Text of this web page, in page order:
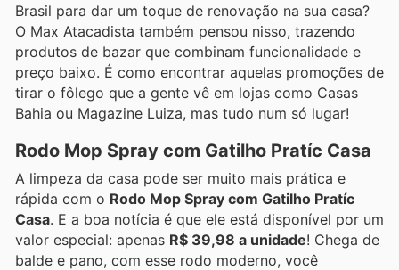
Brasil para dar um toque de renovação na sua casa?
O Max Atacadista também pensou nisso, trazendo
produtos de bazar que combinam funcionalidade e
preço baixo. É como encontrar aquelas promoções de
tirar o fôlego que a gente vê em lojas como Casas
Bahia ou Magazine Luiza, mas tudo num só lugar!
Rodo Mop Spray com Gatilho Pratíc Casa
A limpeza da casa pode ser muito mais prática e
rápida com o Rodo Mop Spray com Gatilho Pratíc
Casa. E a boa notícia é que ele está disponível por um
valor especial: apenas R$ 39,98 a unidade! Chega de
balde e pano, com esse rodo moderno, você